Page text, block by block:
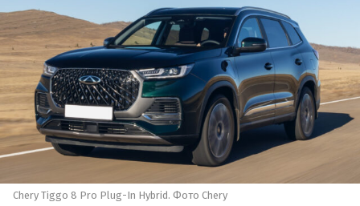
Chery Tiggo 8 Pro Plug-In Hybrid. Фото Chery